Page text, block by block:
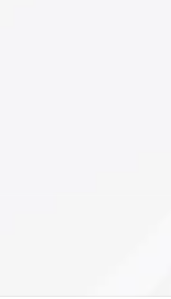
ะดับชั้นประถมศึกษาปีที่
ทำระบบอินเทอร์เน็ตไ
ะครูชั้นประถมศึกษาปีที่ 1 แ
ตไร้สายในระดับการให้บริ